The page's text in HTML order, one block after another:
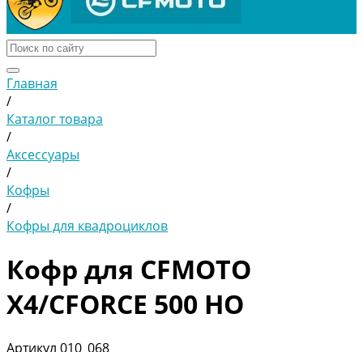
Главная
/
Каталог товара
/
Аксессуары
/
Кофры
/
Кофры для квадроциклов
Кофр для CFMOTO
X4/CFORCE 500 HO
Артикул 010_068